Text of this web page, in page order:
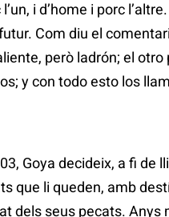
l’un, i d’home i porc
Com diu el
però ladrón; el
y con todo esto los
Goya decideix, a fi de
que li queden, amb
dels seus pecats. Anys